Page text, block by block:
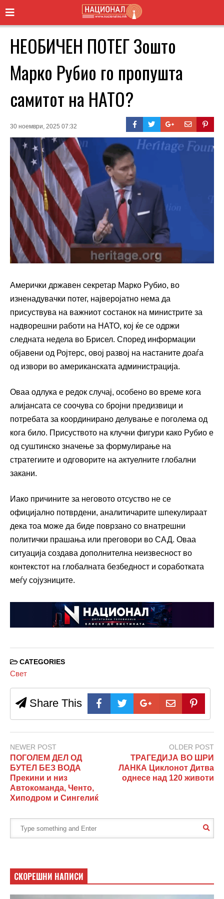
НЕОБИЧЕН ПОТЕГ Зошто
Марко Рубио го пропушта
самитот на НАТО?
30 ноември, 2025 07:32
Амерички државен секретар Марко Рубио, во
изненадувачки потег, најверојатно нема да
присуствува на важниот состанок на министрите за
надворешни работи на НАТО, кој ќе се одржи
следната недела во Брисел. Според информации
објавени од Ројтерс, овој развој на настаните доаѓа
од извори во американската администрација.
Оваа одлука е редок случај, особено во време кога
алијансата се соочува со бројни предизвици и
потребата за координирано делување е поголема од
кога било. Присуството на клучни фигури како Рубио е
од суштинско значење за формулирање на
стратегиите и одговорите на актуелните глобални
закани.
Иако причините за неговото отсуство не се
официјално потврдени, аналитичарите шпекулираат
дека тоа може да биде поврзано со внатрешни
политички прашања или преговори во САД. Оваа
ситуација создава дополнителна неизвесност во
контекстот на глобалната безбедност и соработката
меѓу сојузниците.
CATEGORIES
Свет
Share This
NEWER POST
ПОГОЛЕМ ДЕЛ ОД
БУТЕЛ БЕЗ ВОДА
Прекини и низ
Автокоманда, Ченто,
Хиподром и Сингелиќ
OLDER POST
ТРАГЕДИЈА ВО ШРИ
ЛАНКА Циклонот Дитва
однесе над 120 животи
СКОРЕШНИ НАПИСИ